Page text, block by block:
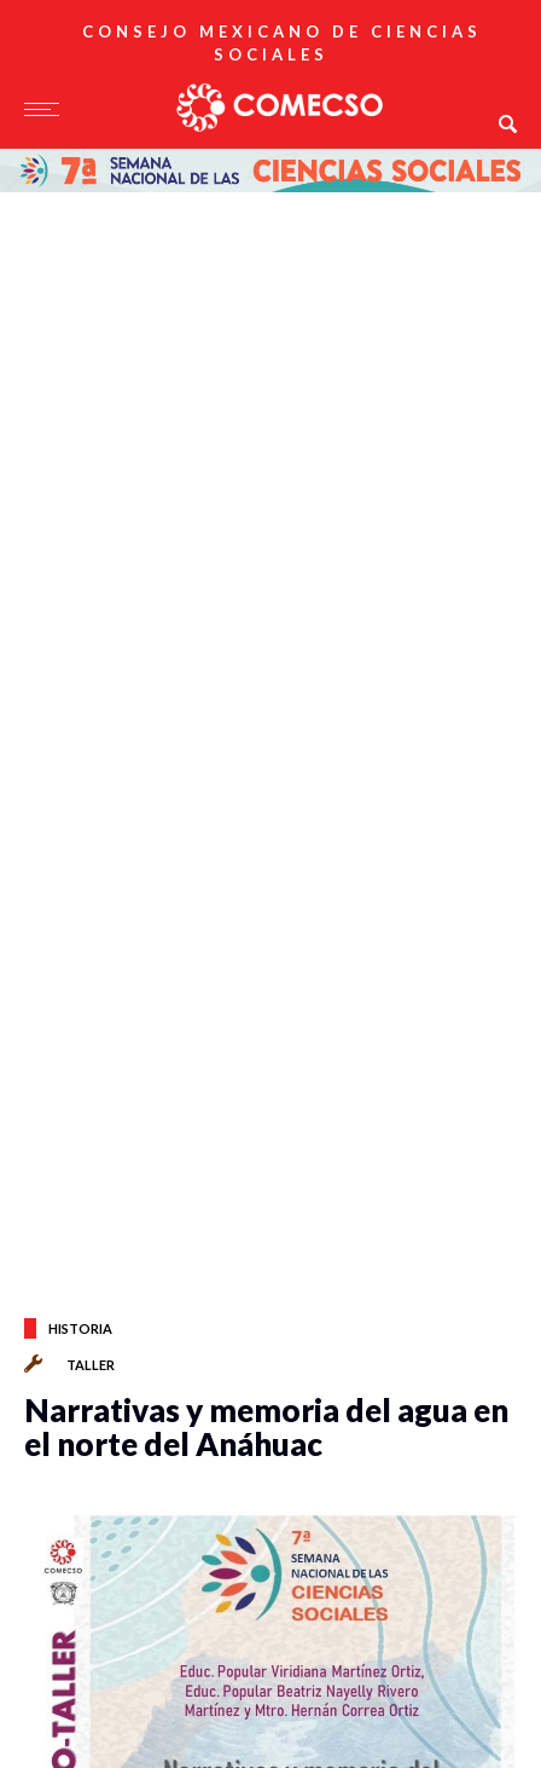
CONSEJO MEXICANO DE CIENCIAS
SOCIALES
HISTORIA
TALLER
Narrativas y memoria del agua en
el norte del Anáhuac